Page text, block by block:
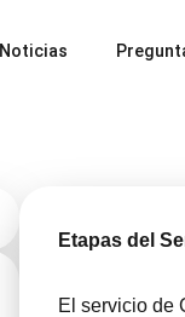
Noticias
Etapas del
El servicio de